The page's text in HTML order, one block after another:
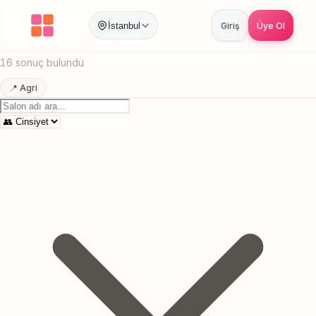
İstanbul Giriş Üye Ol
Anasayfa / En Yakin Kuafor
Agri En Yakin Kuafor
16 sonuç bulundu
📍 Agri
Canlı sonuçlar Online randevu